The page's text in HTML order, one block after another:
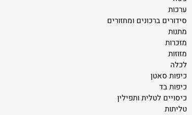
ערכות
סידורים ברכונים ומחזורים
מתנות
מזכרות
מזוזות
לכלה
כיפות סאטן
כיפות בד
כיסויים לטלית ותפילין
טליתות